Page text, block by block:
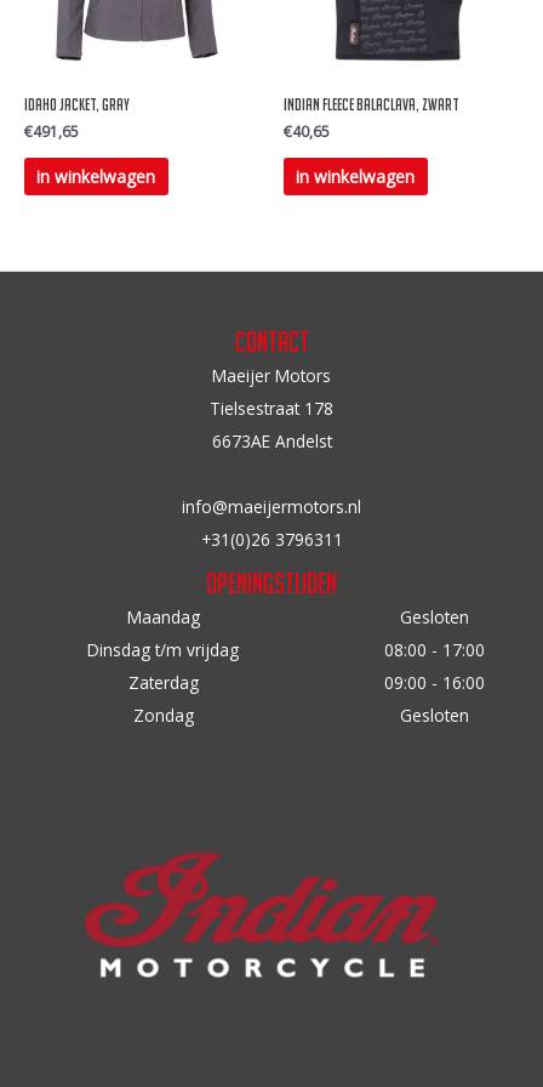
gekozen
worden
gekozen
worden
de
IDAHO JACKET, GRAY
€491,65
in winkelwagen
Dit
product
Indian Fleece balaclava, zwart
€40,65
in winkelwagen
Contact
Maeijer Motors
Tielsestraat 178
6673AE Andelst
info@maeijermotors.nl
+31(0)26 3796311
Openingstijden
Maandag
Gesloten
Dinsdag t/m vrijdag
08:00 - 17:00
Zaterdag
09:00 - 16:00
Zondag
Gesloten